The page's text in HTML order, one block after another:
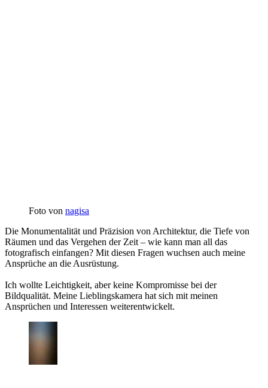
Foto von nagisa
Die Monumentalität und Präzision von Architektur, die Tiefe von
Räumen und das Vergehen der Zeit – wie kann man all das
fotografisch einfangen? Mit diesen Fragen wuchsen auch meine
Ansprüche an die Ausrüstung.
Ich wollte Leichtigkeit, aber keine Kompromisse bei der
Bildqualität. Meine Lieblingskamera hat sich mit meinen
Ansprüchen und Interessen weiterentwickelt.